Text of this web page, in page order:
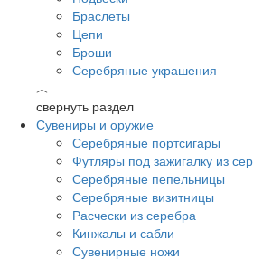
Браслеты
Цепи
Броши
Серебряные украшения
︿
свернуть раздел
Сувениры и оружие
Серебряные портсигары
Футляры под зажигалку из
Серебряные пепельницы
Серебряные визитницы
Расчески из серебра
Кинжалы и сабли
Сувенирные ножи